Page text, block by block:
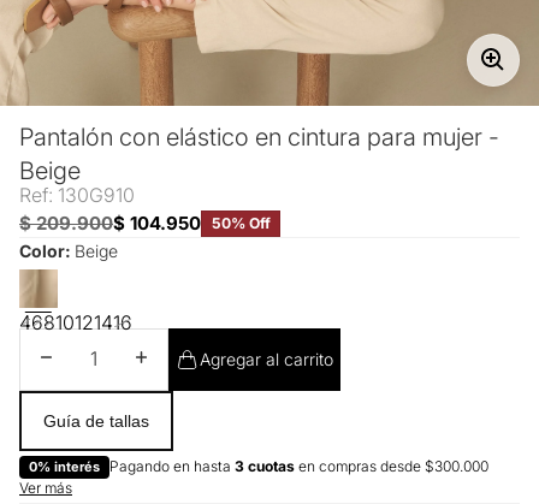
Pantalón con elástico en cintura para mujer -
Beige
Ref: 130G910
$ 209.900$ 104.950 50% Off
Color: Beige
46810121416
Disminuir cantidadAumentar cantidad
Agregar al carrito
Guía de tallas
0% interés Pagando en hasta 3 cuotas en compras desde $300.000
Ver más